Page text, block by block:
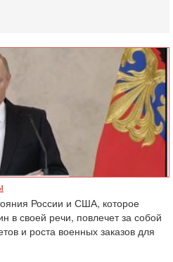
России и США, которое
в своей речи, повлечет за собой
и роста военных заказов для